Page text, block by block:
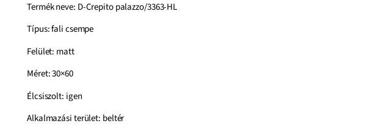
Termék neve: D-Crepito palazzo/3363-HL
Típus: fali csempe
Felület: matt
Méret: 30×60
Élcsiszolt: igen
Alkalmazási terület: beltér